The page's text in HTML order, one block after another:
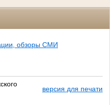
обзоры СМИ
версия для печати